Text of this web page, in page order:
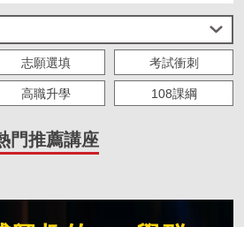
志願選填 考試衝刺
高職升學 108課綱
IOH 實習
門推薦講座